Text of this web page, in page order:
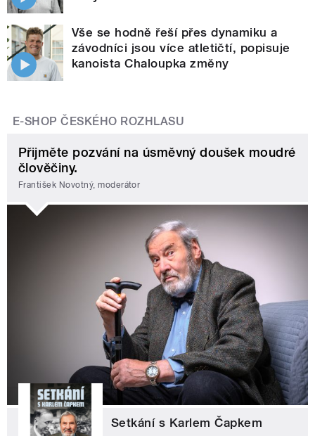
Vše se hodně řeší přes dynamiku a
závodníci jsou více atletičtí, popisuje
kanoista Chaloupka změny
E-SHOP ČESKÉHO ROZHLASU
Přijměte pozvání na úsměvný doušek moudré
člověčiny.
František Novotný, moderátor
Setkání s Karlem Čapkem